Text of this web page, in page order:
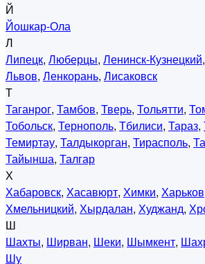
Й
Йошкар-Ола
Л
Липецк, Люберцы, Ленинск-Кузнецкий,
Львов, Ленкорань, Лисаковск
Т
Таганрог, Тамбов, Тверь, Тольятти,
Тобольск, Тернополь, Тбилиси, Тараз,
Темиртау, Талдыкорган, Тирасполь,
Тайынша, Талгар
Х
Хабаровск, Хасавюрт, Химки, Харьков
Хмельницкий, Хырдалан, Худжанд,
Ш
Шахты, Ширван, Шеки, Шымкент,
Шу